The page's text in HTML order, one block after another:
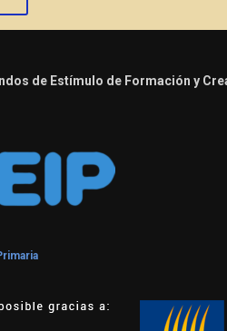
de Estímulo de Formación y